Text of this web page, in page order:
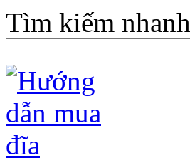
Tìm kiếm nhanh